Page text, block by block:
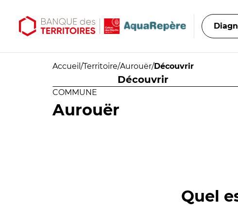
Accueil /Territoire/Aurouër/Découvrir
Découvrir
COMMUNE
Aurouër
Quel